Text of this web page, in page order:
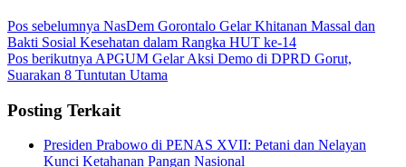
Pos sebelumnya NasDem Gorontalo Gelar Khitanan Massal dan
Bakti Sosial Kesehatan dalam Rangka HUT ke-14
Pos berikutnya APGUM Gelar Aksi Demo di DPRD Gorut,
Suarakan 8 Tuntutan Utama
Posting Terkait
Presiden Prabowo di PENAS XVII: Petani dan Nelayan
Kunci Ketahanan Pangan Nasional